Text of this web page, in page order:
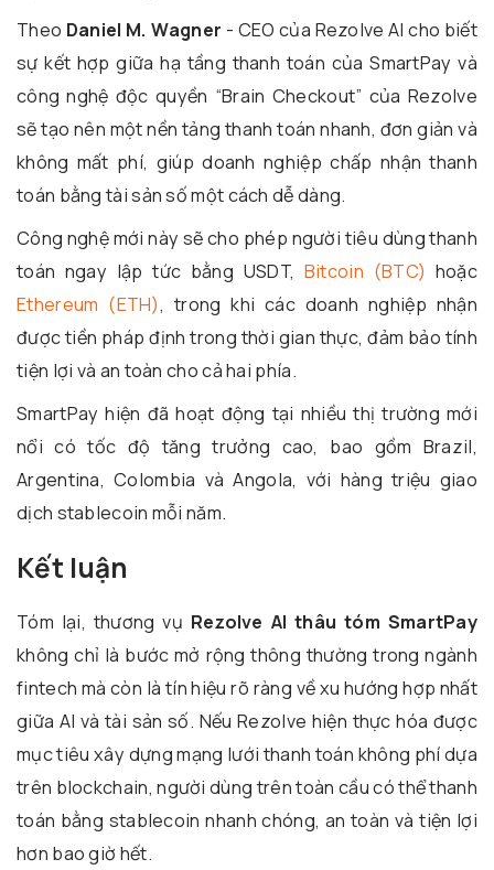
Theo Daniel M. Wagner - CEO của Rezolve AI cho biết
sự kết hợp giữa hạ tầng thanh toán của SmartPay và
công nghệ độc quyền “Brain Checkout” của Rezolve
sẽ tạo nên một nền tảng thanh toán nhanh, đơn giản và
không mất phí, giúp doanh nghiệp chấp nhận thanh
toán bằng tài sản số một cách dễ dàng.
Công nghệ mới này sẽ cho phép người tiêu dùng thanh
toán ngay lập tức bằng USDT, Bitcoin (BTC) hoặc
Ethereum (ETH), trong khi các doanh nghiệp nhận
được tiền pháp định trong thời gian thực, đảm bảo tính
tiện lợi và an toàn cho cả hai phía.
SmartPay hiện đã hoạt động tại nhiều thị trường mới
nổi có tốc độ tăng trưởng cao, bao gồm Brazil,
Argentina, Colombia và Angola, với hàng triệu giao
dịch stablecoin mỗi năm.
Kết luận
Tóm lại, thương vụ Rezolve AI thâu tóm SmartPay
không chỉ là bước mở rộng thông thường trong ngành
fintech mà còn là tín hiệu rõ ràng về xu hướng hợp nhất
giữa AI và tài sản số. Nếu Rezolve hiện thực hóa được
mục tiêu xây dựng mạng lưới thanh toán không phí dựa
trên blockchain, người dùng trên toàn cầu có thể thanh
toán bằng stablecoin nhanh chóng, an toàn và tiện lợi
hơn bao giờ hết.